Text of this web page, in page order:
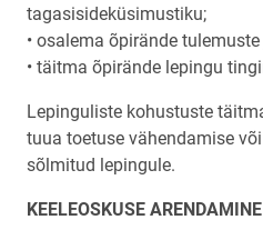
tagasisideküsimustiku;
• osalema õpirände
• täitma õpirände lepingu
Lepinguliste kohustuste
tuua toetuse vähendamise
sõlmitud lepingule.
KEELEOSKUSE ARENDAMINE